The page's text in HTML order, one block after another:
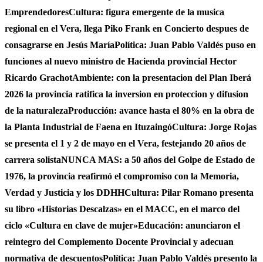
EmprendedoresCultura: figura emergente de la musica
regional en el Vera, llega Piko Frank en Concierto despues de
consagrarse en Jesús MaríaPolítica: Juan Pablo Valdés puso en
funciones al nuevo ministro de Hacienda provincial Hector
Ricardo GrachotAmbiente: con la presentacion del Plan Iberá
2026 la provincia ratifica la inversion en proteccion y difusion
de la naturalezaProducción: avance hasta el 80% en la obra de
la Planta Industrial de Faena en ItuzaingóCultura: Jorge Rojas
se presenta el 1 y 2 de mayo en el Vera, festejando 20 años de
carrera solistaNUNCA MAS: a 50 años del Golpe de Estado de
1976, la provincia reafirmó el compromiso con la Memoria,
Verdad y Justicia y los DDHHCultura: Pilar Romano presenta
su libro «Historias Descalzas» en el MACC, en el marco del
ciclo «Cultura en clave de mujer»Educación: anunciaron el
reintegro del Complemento Docente Provincial y adecuan
normativa de descuentosPolítica: Juan Pablo Valdés presento la